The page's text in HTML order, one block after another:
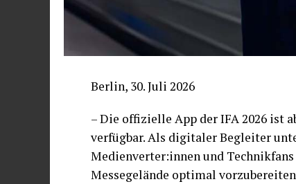
Berlin, 30. Juli 2026
– Die offizielle App der IFA 2026 ist
verfügbar. Als digitaler Begleiter
Medienverter:innen und
Messegelände optimal